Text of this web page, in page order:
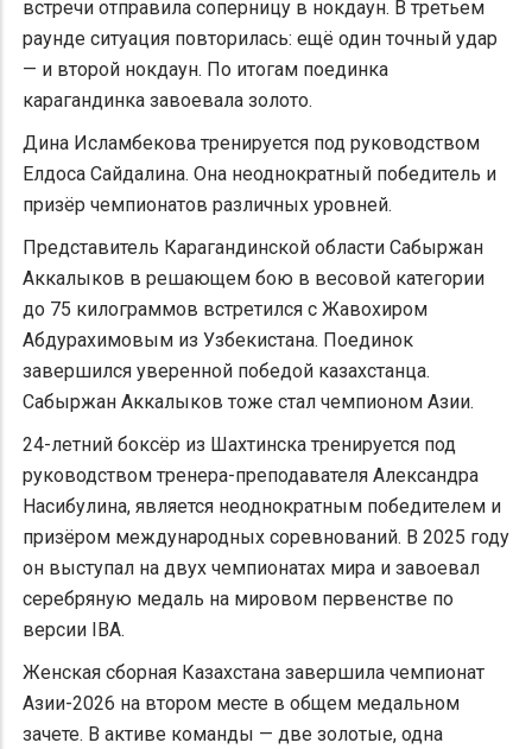
встречи отправила соперницу в нокдаун. В третьем
раунде ситуация повторилась: ещё один точный удар
— и второй нокдаун. По итогам поединка
карагандинка завоевала золото.
Дина Исламбекова тренируется под руководством
Елдоса Сайдалина. Она неоднократный победитель и
призёр чемпионатов различных уровней.
Представитель Карагандинской области Сабыржан
Аккалыков в решающем бою в весовой категории
до 75 килограммов встретился с Жавохиром
Абдурахимовым из Узбекистана. Поединок
завершился уверенной победой казахстанца.
Сабыржан Аккалыков тоже стал чемпионом Азии.
24-летний боксёр из Шахтинска тренируется под
руководством тренера-преподавателя Александра
Насибулина, является неоднократным победителем и
призёром международных соревнований. В 2025 году
он выступал на двух чемпионатах мира и завоевал
серебряную медаль на мировом первенстве по
версии IBA.
Женская сборная Казахстана завершила чемпионат
Азии-2026 на втором месте в общем медальном
зачете. В активе команды — две золотые, одна